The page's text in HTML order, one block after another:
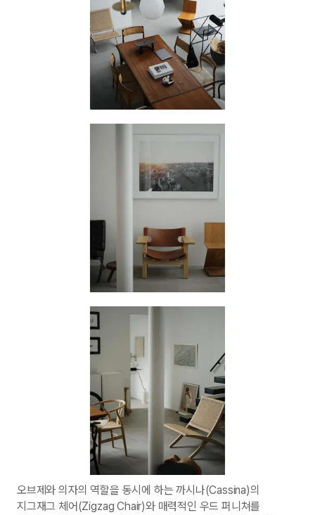
오브제와 의자의 역할을 동시에 하는 까시나(Cassina)의
지그재그 체어(Zigzag Chair)와 매력적인 우드 퍼니쳐를